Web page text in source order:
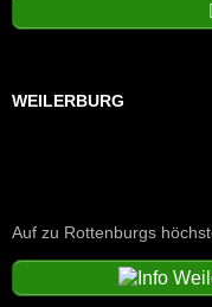
WEILERBURG
Auf zu Rottenburgs